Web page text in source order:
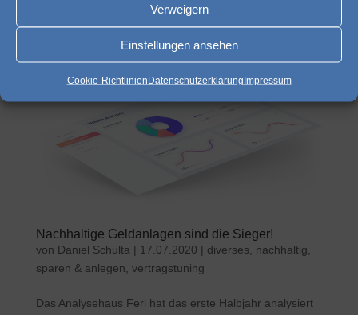
Verweigern
Einstellungen ansehen
Cookie-RichtlinienDatenschutzerklärungImpressum
für Gering- bis Mittelverdiener bleibt mehr Netto vom
Nachhaltige Geldanlagen sind die Sieger!
von Daniel Schulta | 17.07.2020 | diverses nachhaltig
sparen & anlegen vertragstuning
Das Analysehaus Feri hat das erste Halbjahr analysiert